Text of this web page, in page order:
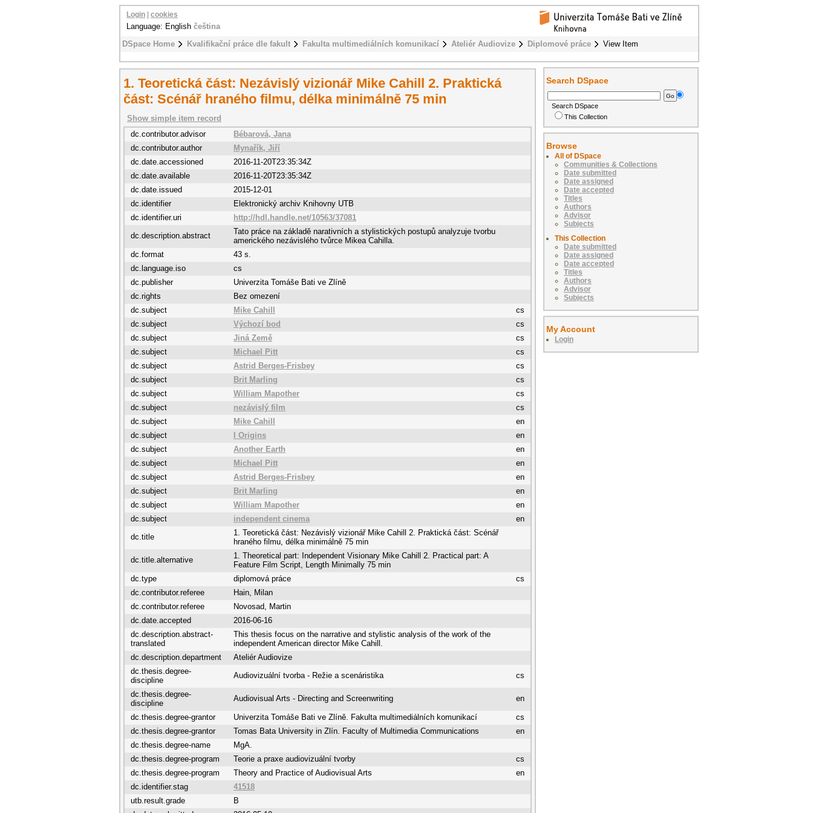
DSpace Home Kvalifikační práce dle fakult Fakulta multimediálních komunikací Ateliér Audiovize Diplomové práce View Item
Login cookies
Language: English čeština
1. Teoretická část: Nezávislý vizionář Mike Cahill 2. Praktická
část: Scénář hraného filmu, délka minimálně 75 min
Show simple item record
dc.contributor.advisor
Bébarová, Jana
dc.contributor.author
Mynařík, Jiří
dc.date.accessioned
2016-11-20T23:35:34Z
dc.date.available
2016-11-20T23:35:34Z
dc.date.issued
2015-12-01
dc.identifier
Elektronický archiv Knihovny UTB
dc.identifier.uri
http://hdl.handle.net/10563/37081
dc.description.abstract
Tato práce na základě narativních a stylistických postupů analyzuje tvorbu
amerického nezávislého tvůrce Mikea Cahilla.
dc.format
43 s.
dc.language.iso
cs
dc.publisher
Univerzita Tomáše Bati ve Zlíně
dc.rights
Bez omezení
dc.subject
Mike Cahill
cs
dc.subject
Výchozí bod
cs
dc.subject
Jiná Země
cs
dc.subject
Michael Pitt
cs
dc.subject
Astrid Berges-Frisbey
cs
dc.subject
Brit Marling
cs
dc.subject
William Mapother
cs
dc.subject
nezávislý film
cs
dc.subject
Mike Cahill
en
dc.subject
I Origins
en
dc.subject
Another Earth
en
dc.subject
Michael Pitt
en
dc.subject
Astrid Berges-Frisbey
en
dc.subject
Brit Marling
en
dc.subject
William Mapother
en
dc.subject
independent cinema
en
dc.title
1. Teoretická část: Nezávislý vizionář Mike Cahill 2. Praktická část: Scénář
hraného filmu, délka minimálně 75 min
dc.title.alternative
1. Theoretical part: Independent Visionary Mike Cahill 2. Practical part: A
Feature Film Script, Length Minimally 75 min
dc.type
diplomová práce
cs
dc.contributor.referee
Hain, Milan
dc.contributor.referee
Novosad, Martin
dc.date.accepted
2016-06-16
dc.description.abstract-
translated
This thesis focus on the narrative and stylistic analysis of the work of the
independent American director Mike Cahill.
dc.description.department
Ateliér Audiovize
dc.thesis.degree-
discipline
Audiovizuální tvorba - Režie a scenáristika cs
dc.thesis.degree-
discipline
Audiovisual Arts - Directing and Screenwriting en
dc.thesis.degree-grantor Univerzita Tomáše Bati ve Zlíně. Fakulta multimediálních komunikací
cs
dc.thesis.degree-grantor
Tomas Bata University in Zlín. Faculty of Multimedia Communications
en
dc.thesis.degree-name
MgA.
dc.thesis.degree-program
Teorie a praxe audiovizuální tvorby
cs
dc.thesis.degree-program
Theory and Practice of Audiovisual Arts
en
dc.identifier.stag
41518
utb.result.grade
B
Search DSpace
Search DSpace
This Collection
Browse
All of DSpace
Communities & Collections
Date submitted
Date assigned
Date accepted
Titles
Authors
Advisor
Subjects
This Collection
Date submitted
Date assigned
Date accepted
Titles
Authors
Advisor
Subjects
My Account
Login